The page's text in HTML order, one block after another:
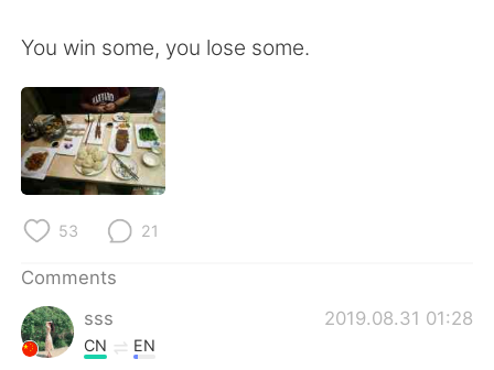
Indonesia Italiano
Türkçe
Português
You win some, you lose some.
53 21
Comments
sss
2019.08.31 01:28
CN EN